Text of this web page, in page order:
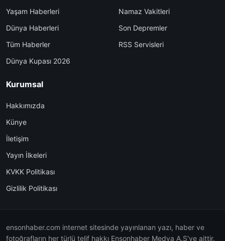
Yaşam Haberleri
Dünya Haberleri
Tüm Haberler
Dünya Kupası 2026
Namaz Vakitleri
Son Depremler
RSS Servisleri
Kurumsal
Hakkımızda
Künye
İletişim
Yayın İlkeleri
KVKK Politikası
Gizlilik Politikası
ensonhaber.com internet sitesinde yayınlanan yazı, haber ve
fotoğrafların her türlü telif hakkı Ensonhaber Medya A.Ş'ye aittir.